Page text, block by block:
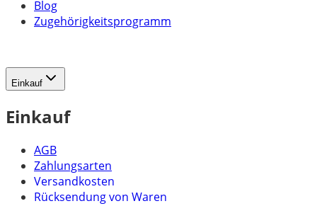
Blog
Zugehörigkeitsprogramm
Einkauf
Einkauf
AGB
Zahlungsarten
Versandkosten
Rücksendung von Waren